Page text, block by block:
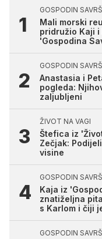
GOSPODIN
Mali morski
pridružio Kaji i
'Gospodina
GOSPODIN
Anastasia i
pogleda:
zaljubljeni
ŽIVOT NA VAGI
Štefica iz
Zečjak:
visine
GOSPODIN
Kaja iz
znatiželjna
s Karlom i čiji
GOSPODIN